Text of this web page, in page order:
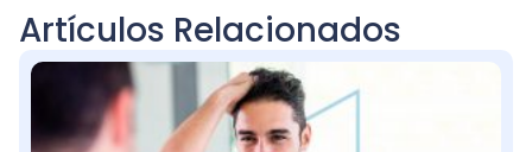
Artículos Relacionados